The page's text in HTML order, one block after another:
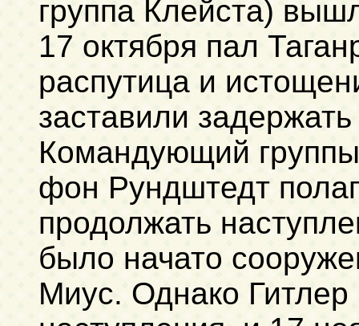
группа Клейста)
17 октября пал
распутица и
заставили
Командующий
фон Рундштедт
продолжать
было начато
Миус. Однако